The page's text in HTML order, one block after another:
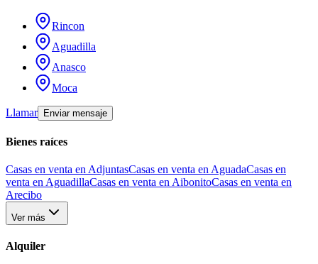
Rincon
Aguadilla
Anasco
Moca
Llamar Enviar mensaje
Bienes raíces
Casas en venta en AdjuntasCasas en venta en AguadaCasas en
venta en AguadillaCasas en venta en AibonitoCasas en venta en
Arecibo
Ver más
Alquiler